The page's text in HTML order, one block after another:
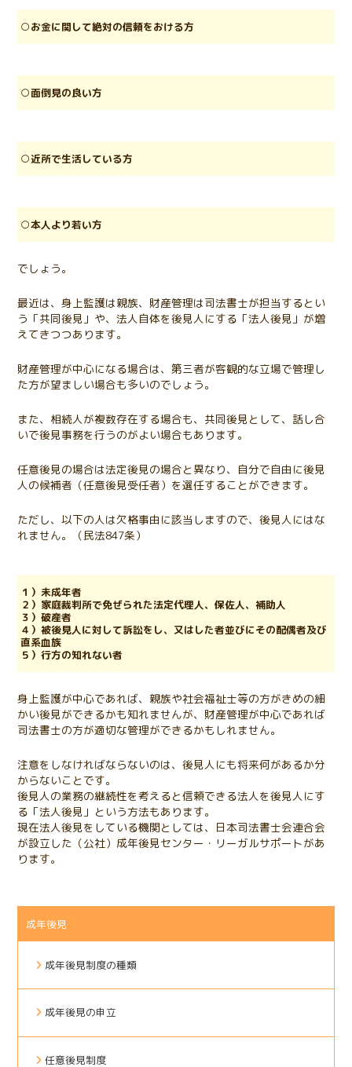
○お金に関して絶対の信頼をおける方
○面倒見の良い方
○近所で生活している方
○本人より若い方
でしょう。
最近は、身上監護は親族、財産管理は司法書士が担当するとい
う「共同後見」や、法人自体を後見人にする「法人後見」が増
えてきつつあります。
財産管理が中心になる場合は、第三者が客観的な立場で管理し
た方が望ましい場合も多いのでしょう。
また、相続人が複数存在する場合も、共同後見として、話し合
いで後見事務を行うのがよい場合もあります。
任意後見の場合は法定後見の場合と異なり、自分で自由に後見
人の候補者（任意後見受任者）を選任することができます。
ただし、以下の人は欠格事由に該当しますので、後見人にはな
れません。（民法847条）
１）未成年者
２）家庭裁判所で免ぜられた法定代理人、保佐人、補助人
３）破産者
４）被後見人に対して訴訟をし、又はした者並びにその配偶者及び
直系血族
５）行方の知れない者
身上監護が中心であれば、親族や社会福祉士等の方がきめの細
かい後見ができるかも知れませんが、財産管理が中心であれば
司法書士の方が適切な管理ができるかもしれません。
注意をしなければならないのは、後見人にも将来何があるか分
からないことです。
後見人の業務の継続性を考えると信頼できる法人を後見人にす
る「法人後見」という方法もあります。
現在法人後見をしている機関としては、日本司法書士会連合会
が設立した（公社）成年後見センター・リーガルサポートがあ
ります。
成年後見
成年後見制度の種類
成年後見の申立
任意後見制度